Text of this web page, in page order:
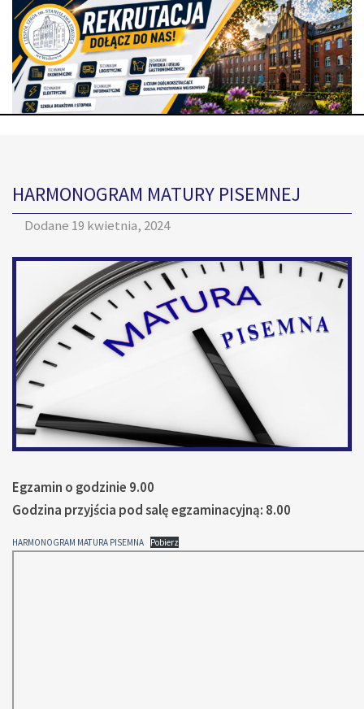
HARMONOGRAM MATURY PISEMNEJ
Dodane 19 kwietnia, 2024
Egzamin o godzinie 9.00
Godzina przyjścia pod salę egzaminacyjną: 8.00
HARMONOGRAM MATURA PISEMNA Pobierz